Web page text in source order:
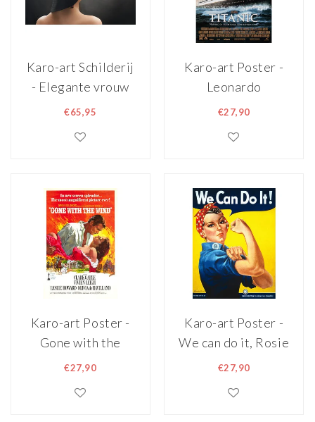
Karo-art Schilderij
- Elegante vrouw
met zwarte hoed,
Print,
€65,95
Karo-art Poster -
Leonardo
DiCaprio, Titanic,
Filmposter,
Professioneel
Fotopapier
€27,90
Karo-art Poster -
Gone with the
wind, Originele
Premium Print,
€27,90
Karo-art Poster -
We can do it, Rosie
the Riveter,
€27,90